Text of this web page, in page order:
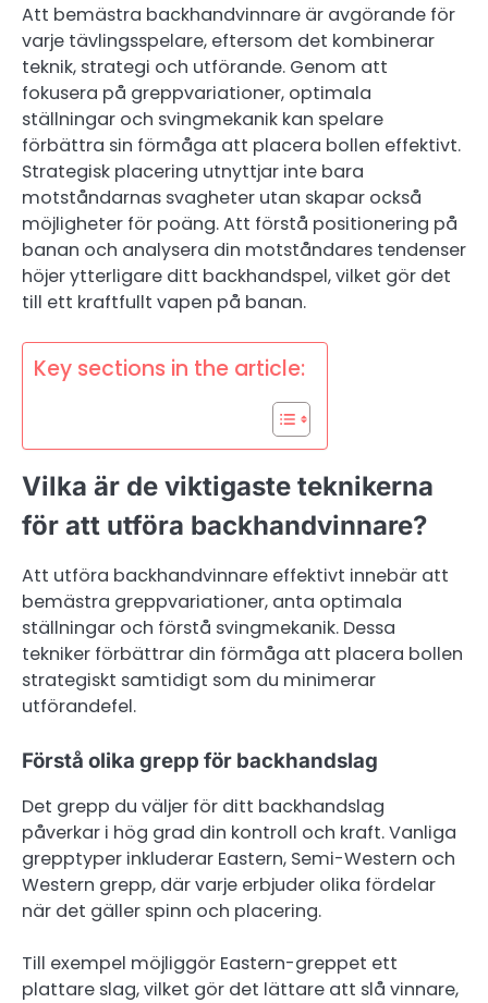
Att bemästra backhandvinnare är avgörande för
varje tävlingsspelare, eftersom det kombinerar
teknik, strategi och utförande. Genom att
fokusera på greppvariationer, optimala
ställningar och svingmekanik kan spelare
förbättra sin förmåga att placera bollen effektivt.
Strategisk placering utnyttjar inte bara
motståndarnas svagheter utan skapar också
möjligheter för poäng. Att förstå positionering på
banan och analysera din motståndares tendenser
höjer ytterligare ditt backhandspel, vilket gör det
till ett kraftfullt vapen på banan.
Key sections in the article:
Vilka är de viktigaste teknikerna
för att utföra backhandvinnare?
Att utföra backhandvinnare effektivt innebär att
bemästra greppvariationer, anta optimala
ställningar och förstå svingmekanik. Dessa
tekniker förbättrar din förmåga att placera bollen
strategiskt samtidigt som du minimerar
utförandefel.
Förstå olika grepp för backhandslag
Det grepp du väljer för ditt backhandslag
påverkar i hög grad din kontroll och kraft. Vanliga
grepptyper inkluderar Eastern, Semi-Western och
Western grepp, där varje erbjuder olika fördelar
när det gäller spinn och placering.
Till exempel möjliggör Eastern-greppet ett
plattare slag, vilket gör det lättare att slå vinnare,